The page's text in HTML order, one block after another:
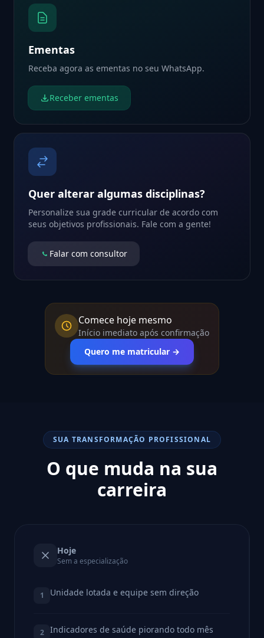
Ementas
Receba agora as ementas no seu WhatsApp.
Receber ementas
Quer alterar algumas disciplinas?
Personalize sua grade curricular de acordo com
seus objetivos profissionais. Fale com a gente!
Falar com consultor
Comece hoje mesmo
Início imediato após confirmação
Quero me matricular →
SUA TRANSFORMAÇÃO PROFISSIONAL
O que muda na sua
carreira
Hoje
Sem a especialização
1 Unidade lotada e equipe sem direção
2 Indicadores de saúde piorando todo mês